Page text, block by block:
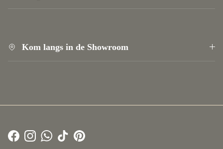
Kom langs in de Showroom
Facebook
Instagram
WhatsApp
TikTokPinterest